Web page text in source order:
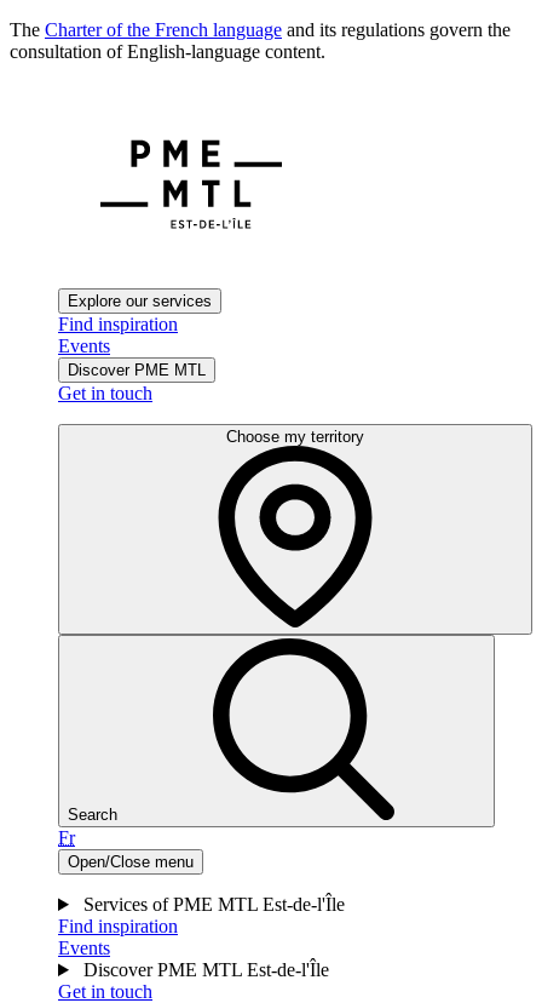
The Charter of the French language and its regulations govern the
consultation of English-language content.
Explore our services
Find inspiration
Events
Discover PME MTL
Get in touch
Choose my territory
Search
Fr
Open/Close menu
Services of PME MTL Est-de-l'Île
Find inspiration
Events
Discover PME MTL Est-de-l'Île
Get in touch